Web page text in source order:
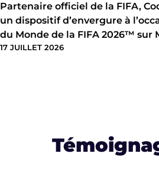
Partenaire officiel de la FIFA,
un dispositif d’envergure à
du Monde de la FIFA 2026™ sur
17 JUILLET 2026